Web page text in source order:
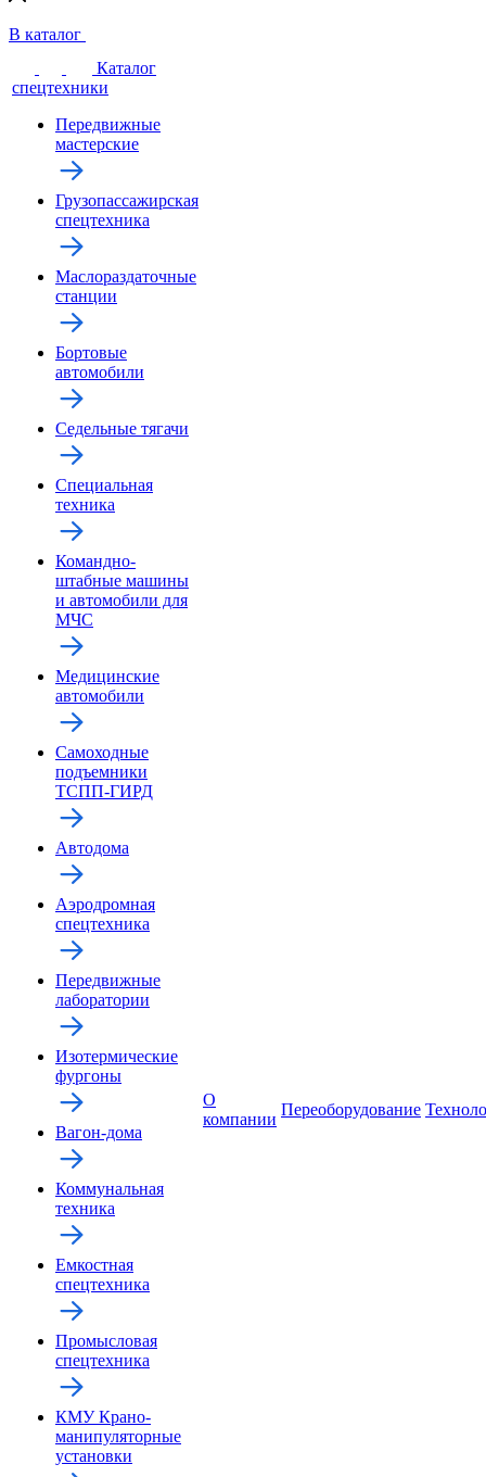
В каталог
Каталог
спецтехники
Передвижные
мастерские
Грузопассажирская
спецтехника
Маслораздаточные
станции
Бортовые
автомобили
Седельные тягачи
Специальная
техника
Командно-
штабные машины
и автомобили для
МЧС
Медицинские
автомобили
Самоходные
подъемники
ТСПП-ГИРД
Автодома
Аэродромная
спецтехника
Передвижные
лаборатории
Изотермические
фургоны
Вагон-дома
Коммунальная
техника
Емкостная
спецтехника
Промысловая
спецтехника
КМУ Крано-
манипуляторные
установки
О
компании
Переоборудование